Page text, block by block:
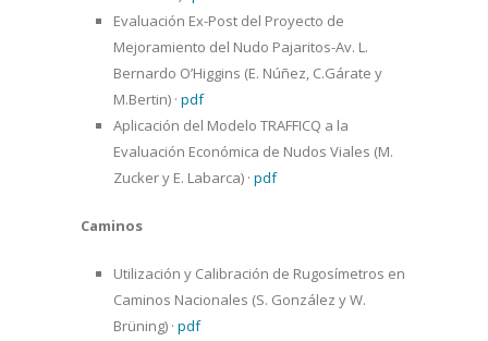
Evaluación Ex-Post del Proyecto de
Mejoramiento del Nudo Pajaritos-Av. L.
Bernardo O’Higgins (E. Núñez, C.Gárate y
M.Bertin) · pdf
Aplicación del Modelo TRAFFICQ a la
Evaluación Económica de Nudos Viales (M.
Zucker y E. Labarca) · pdf
Caminos
Utilización y Calibración de Rugosímetros en
Caminos Nacionales (S. González y W.
Brüning) · pdf